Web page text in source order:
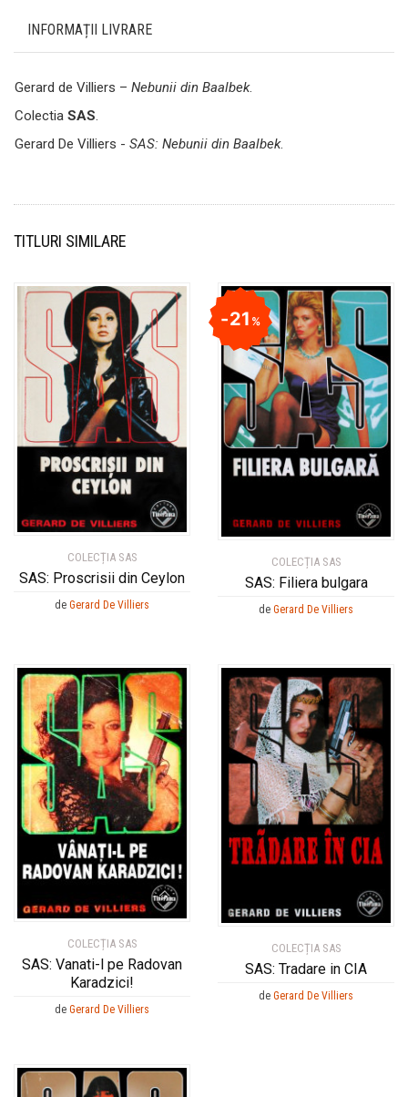
INFORMAȚII LIVRARE
Gerard de Villiers – Nebunii din Baalbek.
Colectia SAS.
Gerard De Villiers - SAS: Nebunii din Baalbek.
TITLURI SIMILARE
COLECȚIA SAS
SAS: Proscrisii din Ceylon
de Gerard De Villiers
COLECȚIA SAS
SAS: Filiera bulgara
21%
de Gerard De Villiers
COLECȚIA SAS
SAS: Vanati-l pe Radovan
Karadzici!
de Gerard De Villiers
COLECȚIA SAS
SAS: Tradare in CIA
de Gerard De Villiers